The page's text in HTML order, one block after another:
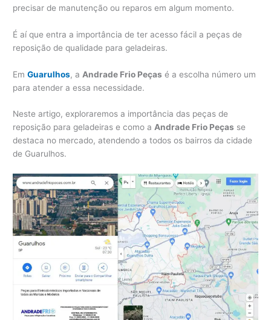
precisar de manutenção ou reparos em algum momento.
É aí que entra a importância de ter acesso fácil a peças de
reposição de qualidade para geladeiras.
EmGuarulhos, a Andrade Frio Peças é a escolha número um
para atender a essa necessidade.
Neste artigo, exploraremos a importância das peças de
reposição para geladeiras e como aAndrade Frio Peças se
destaca no mercado, atendendo a todos os bairros da cidade
de Guarulhos.